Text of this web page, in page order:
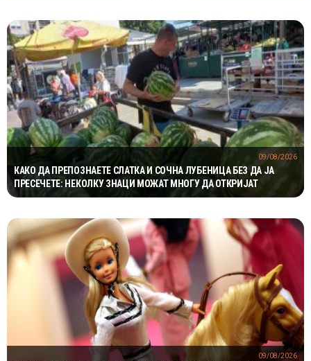
КАКО ДА ПРЕПОЗНАЕТЕ СЛАТКА И СОЧНА ЛУБЕНИЦА БЕЗ ДА ЈА
ПРЕСЕЧЕТЕ: НЕКОЛКУ ЗНАЦИ МОЖАТ МНОГУ ДА ОТКРИЈАТ
09/08/2026
09/08/2026